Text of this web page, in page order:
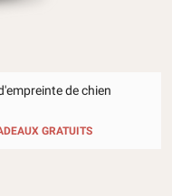
de chien
GRATUITS